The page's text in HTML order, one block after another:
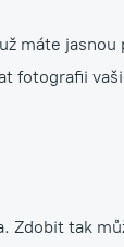
máte
fotografii
Zdobit tak